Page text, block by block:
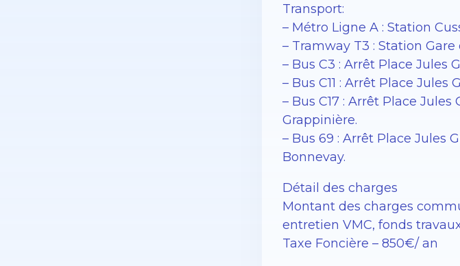
Transport:
– Métro Ligne A : Station
– Tramway T3 : Station
– Bus C3 : Arrêt Place Jules
– Bus C11 : Arrêt Place
– Bus C17 : Arrêt Place
Grappinière.
– Bus 69 : Arrêt Place Jules
Bonnevay.
Détail des charges
Montant des charges
entretien VMC, fonds
Taxe Foncière – 850€/ an